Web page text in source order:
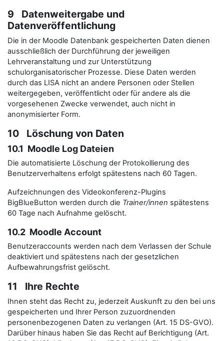
9 Datenweitergabe und
Datenveröffentlichung
Die in der Moodle Datenbank gespeicherten Daten dienen
ausschließlich der Durchführung der jeweiligen
Lehrveranstaltung und zur Unterstützung
schulorganisatorischer Prozesse. Diese Daten werden
durch das LISA nicht an andere Personen oder Stellen
weitergegeben, veröffentlicht oder für andere als die
vorgesehenen Zwecke verwendet, auch nicht in
anonymisierter Form.
10 Löschung von Daten
10.1 Moodle Log Dateien
Die automatisierte Löschung der Protokollierung des
Benutzerverhaltens erfolgt spätestens nach 60 Tagen.
Aufzeichnungen des Videokonferenz-Plugins
BigBlueButton werden durch die Trainer/innen spätestens
60 Tage nach Aufnahme gelöscht.
10.2 Moodle Account
Benutzeraccounts werden nach dem Verlassen der Schule
deaktiviert und spätestens nach der gesetzlichen
Aufbewahrungsfrist gelöscht.
11 Ihre Rechte
Ihnen steht das Recht zu, jederzeit Auskunft zu den bei uns
gespeicherten und Ihrer Person zuzuordnenden
personenbezogenen Daten zu verlangen (Art. 15 DS-GVO).
Darüber hinaus haben Sie das Recht auf Berichtigung (Art.